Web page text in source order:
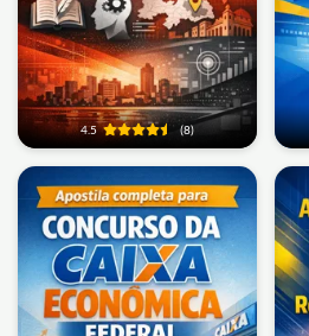
4.5 (8)